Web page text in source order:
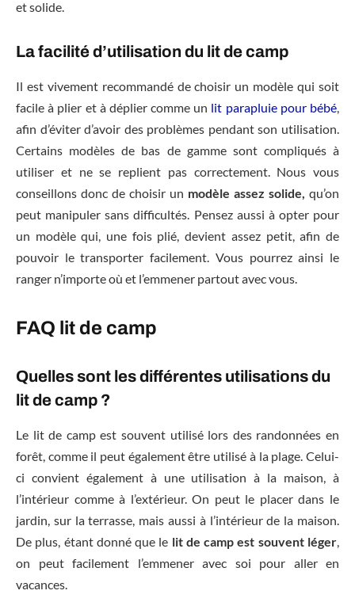
et solide.
La facilité d’utilisation du lit de camp
Il est vivement recommandé de choisir un modèle qui soit
facile à plier et à déplier comme un lit parapluie pour bébé,
afin d’éviter d’avoir des problèmes pendant son utilisation.
Certains modèles de bas de gamme sont compliqués à
utiliser et ne se replient pas correctement. Nous vous
conseillons donc de choisir un modèle assez solide, qu’on
peut manipuler sans difficultés. Pensez aussi à opter pour
un modèle qui, une fois plié, devient assez petit, afin de
pouvoir le transporter facilement. Vous pourrez ainsi le
ranger n’importe où et l’emmener partout avec vous.
FAQ lit de camp
Quelles sont les différentes utilisations du
lit de camp ?
Le lit de camp est souvent utilisé lors des randonnées en
forêt, comme il peut également être utilisé à la plage. Celui-
ci convient également à une utilisation à la maison, à
l’intérieur comme à l’extérieur. On peut le placer dans le
jardin, sur la terrasse, mais aussi à l’intérieur de la maison.
De plus, étant donné que le lit de camp est souvent léger,
on peut facilement l’emmener avec soi pour aller en
vacances.